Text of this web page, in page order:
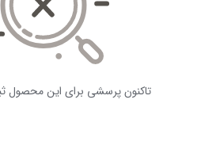
تاکنون پرسشی برای این